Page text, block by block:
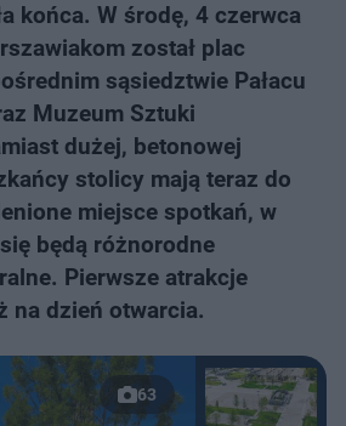
końca. W środę, 4 czerwca
został plac
sąsiedztwie Pałacu
Muzeum Sztuki
dużej, betonowej
stolicy mają teraz do
miejsce spotkań, w
będą różnorodne
Pierwsze atrakcje
na dzień otwarcia.
63